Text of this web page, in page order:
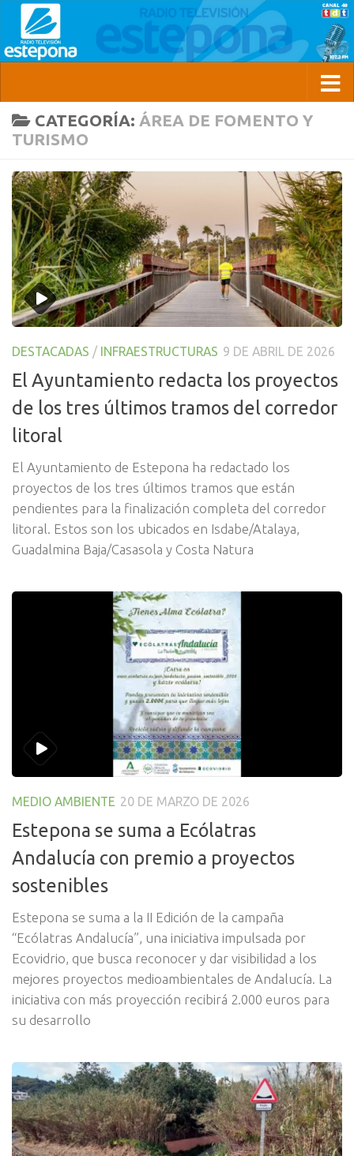
CATEGORÍA: ÁREA DE FOMENTO Y
TURISMO
DESTACADAS / INFRAESTRUCTURAS 9 DE ABRIL DE 2026
El Ayuntamiento redacta los proyectos
de los tres últimos tramos del corredor
litoral
El Ayuntamiento de Estepona ha redactado los
proyectos de los tres últimos tramos que están
pendientes para la finalización completa del corredor
litoral. Estos son los ubicados en Isdabe/Atalaya,
Guadalmina Baja/Casasola y Costa Natura
MEDIO AMBIENTE 20 DE MARZO DE 2026
Estepona se suma a Ecólatras
Andalucía con premio a proyectos
sostenibles
Estepona se suma a la II Edición de la campaña
“Ecólatras Andalucía”, una iniciativa impulsada por
Ecovidrio, que busca reconocer y dar visibilidad a los
mejores proyectos medioambientales de Andalucía. La
iniciativa con más proyección recibirá 2.000 euros para
su desarrollo